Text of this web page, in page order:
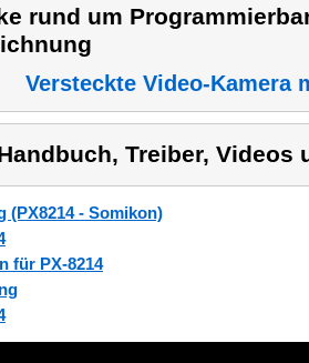
rund um
Versteckte Video-Kamera
Treiber, Videos
(PX8214 - Somikon)
für PX-8214